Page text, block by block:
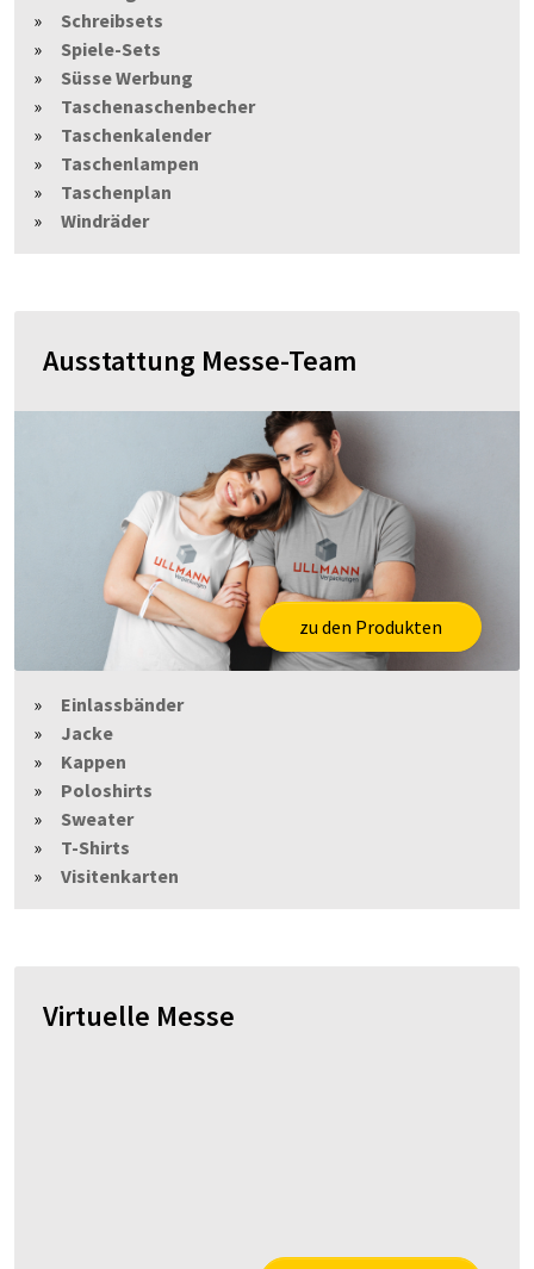
Schreibsets
Spiele-Sets
Süsse Werbung
Taschenaschenbecher
Taschenkalender
Taschenlampen
Taschenplan
Windräder
Ausstattung Messe-Team
zu den Produkten
Einlassbänder
Jacke
Kappen
Poloshirts
Sweater
T-Shirts
Visitenkarten
Virtuelle Messe